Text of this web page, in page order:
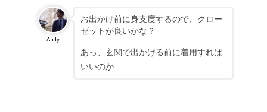
Andy
お出かけ前に身支度するので、クロー
ゼットが良いかな？
あっ、玄関で出かける前に着用すれば
いいのか